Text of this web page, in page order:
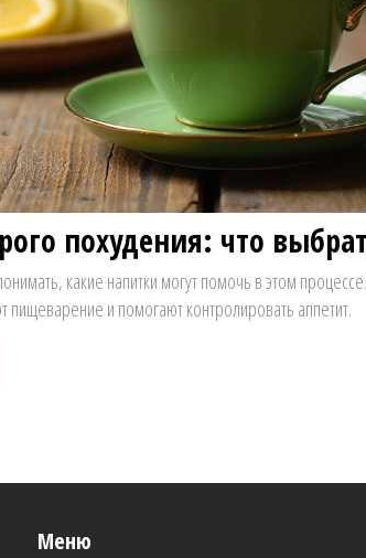
похудения: что
какие напитки могут помочь в этом
и помогают контролировать аппетит.
Меню